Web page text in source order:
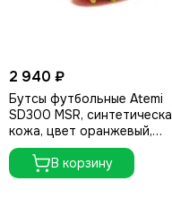
2 940 ₽
Бутсы футбольные Atemi
SD300 MSR,
кожа, цвет оранжевый,
размер 43
В корзину